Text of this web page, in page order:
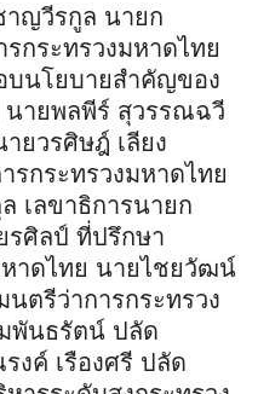
ญวีรกูล นายก
กระทรวงมหาดไทย
บนโยบายสำคัญของ
นายพลพีร์ สุวรรณฉวี
ยวรศิษฎ์ เลียง
รกระทรวงมหาดไทย
เลขาธิการนายก
รศิลป์ ที่ปรึกษา
หาดไทย นายไชยวัฒน์
ตรีว่าการกระทรวง
พันธรัตน์ ปลัด
งค์ เรืองศรี ปลัด